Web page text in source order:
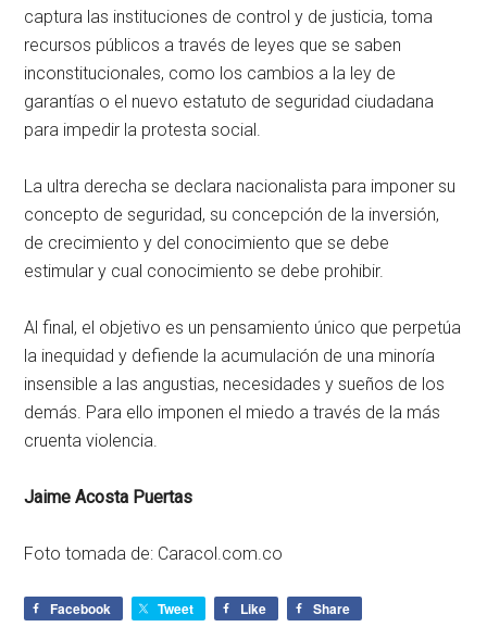
captura las instituciones de control y de justicia, toma
recursos públicos a través de leyes que se saben
inconstitucionales, como los cambios a la ley de
garantías o el nuevo estatuto de seguridad ciudadana
para impedir la protesta social.
La ultra derecha se declara nacionalista para imponer su
concepto de seguridad, su concepción de la inversión,
de crecimiento y del conocimiento que se debe
estimular y cual conocimiento se debe prohibir.
Al final, el objetivo es un pensamiento único que perpetúa
la inequidad y defiende la acumulación de una minoría
insensible a las angustias, necesidades y sueños de los
demás. Para ello imponen el miedo a través de la más
cruenta violencia.
Jaime Acosta Puertas
Foto tomada de: Caracol.com.co
Facebook Tweet Like
Share